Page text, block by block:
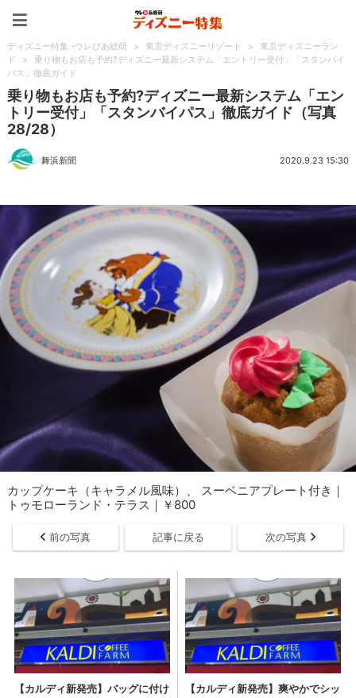
ディズニー特集 -ウレぴあ総研 > 東京ディズニーリゾート >
東京ディズニーラン
ド
>
乗り物もお店も予約?ディズニー最新システム「エントリー受付」「スタンバイ
パス」徹底ガイド
乗り物もお店も予約?ディズニー最新システム「エン
トリー受付」「スタンバイパス」徹底ガイド（写真
28/28）
舞浜新聞 2020.9.23 15:30
カップケーキ（キャラメル風味）、 スーベニアプレート付き｜
トゥモローランド・テラス｜￥800
前の写真 記事に戻る 次の写真